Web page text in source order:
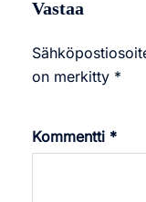
Vastaa
on merkitty *
Kommentti *